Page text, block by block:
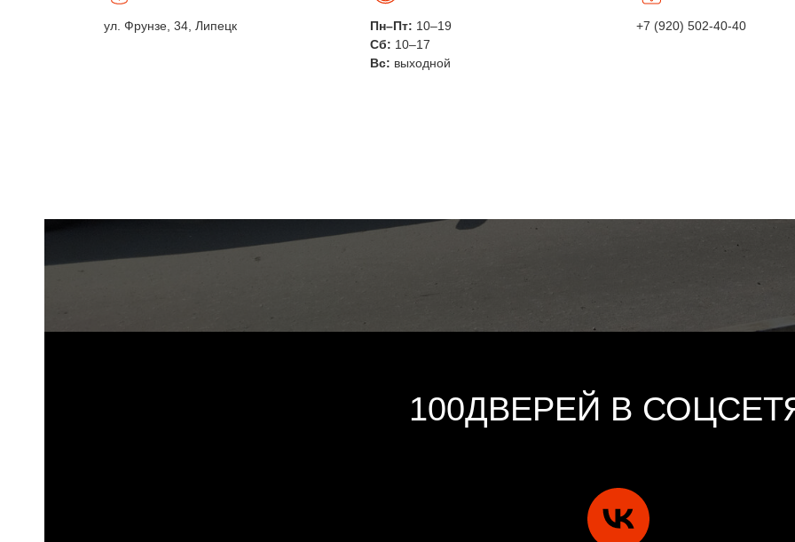
ул. Фрунзе, 34, Липецк Пн–Пт: 10–19
Сб: 10–17
Вс: выходной
+7 (920) 502-40-40
100ДВЕРЕЙ В